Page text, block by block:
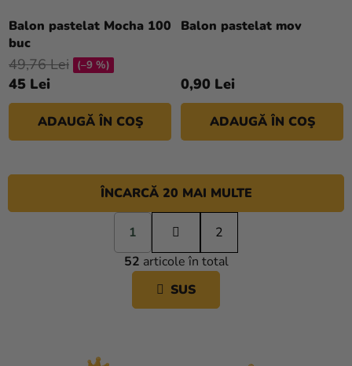
Balon pastelat Mocha 100
buc
45 Lei
49,76 Lei (–9 %)
ADAUGĂ ÎN COŞ
Balon pastelat mov
0,90 Lei
ADAUGĂ ÎN COŞ
C
O
N
T
ÎNCARCĂ 20 MAI MULTE
P
a
g
i
a
r
1
2
52 articole în total
SUS